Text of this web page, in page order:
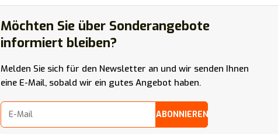
Möchten Sie über Sonderangebote
informiert bleiben?
Melden Sie sich für den Newsletter an und wir senden Ihnen
eine E-Mail, sobald wir ein gutes Angebot haben.
ABONNIEREN